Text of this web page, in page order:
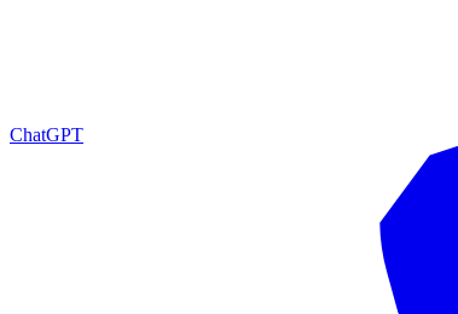
ChatGPT